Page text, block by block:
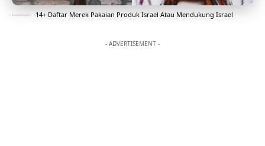
14+ Daftar Merek Pakaian Produk Israel Atau Mendukung Israel
- ADVERTISEMENT -